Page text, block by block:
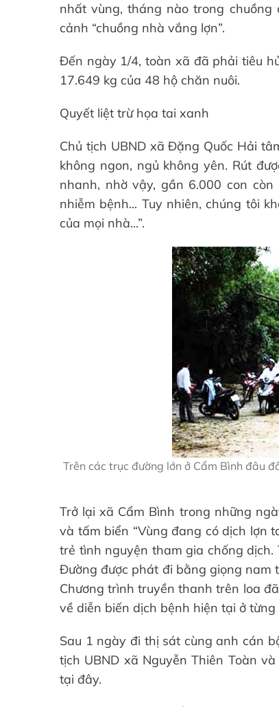
nhất vùng, tháng nào trong
cảnh “chuồng nhà vắng lợn”.
Đến ngày 1/4, toàn xã đã phải tiêu
17.649 kg của 48 hộ chăn nuôi.
Quyết liệt trừ họa tai xanh
Chủ tịch UBND xã Đặng Quốc Hải
không ngon, ngủ không yên. Rút
nhanh, nhờ vậy, gần 6.000 con
nhiễm bệnh... Tuy nhiên, chúng tôi
của mọi nhà...”.
Trên các trục đường lớn ở Cẩm Bình đâu
Trở lại xã Cẩm Bình trong những
và tấm biển “Vùng đang có dịch lợn
trẻ tình nguyện tham gia chống
Đường được phát đi bằng giọng nam
Chương trình truyền thanh trên loa
về diễn biến dịch bệnh hiện tại ở từng
Sau 1 ngày đi thị sát cùng anh cán
tịch UBND xã Nguyễn Thiên Toàn
tại đây.